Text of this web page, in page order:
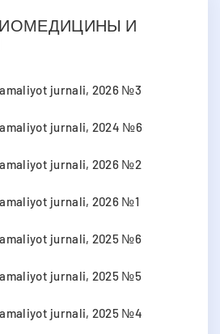
И
jurnali, 2026 №3
jurnali, 2024 №6
jurnali, 2026 №2
jurnali, 2026 №1
jurnali, 2025 №6
jurnali, 2025 №5
jurnali, 2025 №4